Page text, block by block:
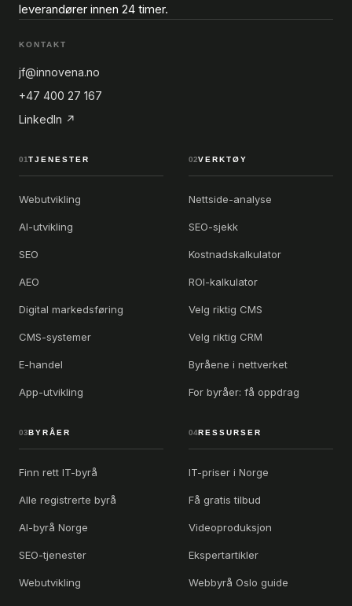
leverandører innen 24 timer.
KONTAKT
jf@innovena.no
+47 400 27 167
LinkedIn ↗
01TJENESTER
Webutvikling
AI-utvikling
SEO
AEO
Digital markedsføring
CMS-systemer
E-handel
App-utvikling
02VERKTØY
Nettside-analyse
SEO-sjekk
Kostnadskalkulator
ROI-kalkulator
Velg riktig CMS
Velg riktig CRM
Byråene i nettverket
For byråer: få oppdrag
03 BYRÅER
Finn rett IT-byrå
Alle registrerte byrå
AI-byrå Norge
SEO-tjenester
Webutvikling
04RESSURSER
IT-priser i Norge
Få gratis tilbud
Videoproduksjon
Ekspertartikler
Webbyrå Oslo guide